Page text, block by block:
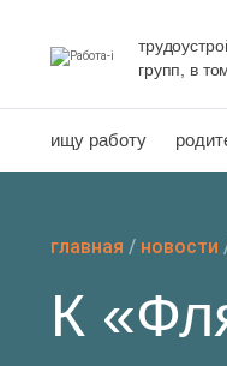
групп, в
ищу работу
главная / новости
К